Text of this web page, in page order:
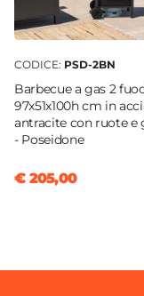
CODICE: PSD-2BN
Barbecue a gas 2
97x51x100h cm in
antracite con ruote e
- Poseidone
€ 205,00